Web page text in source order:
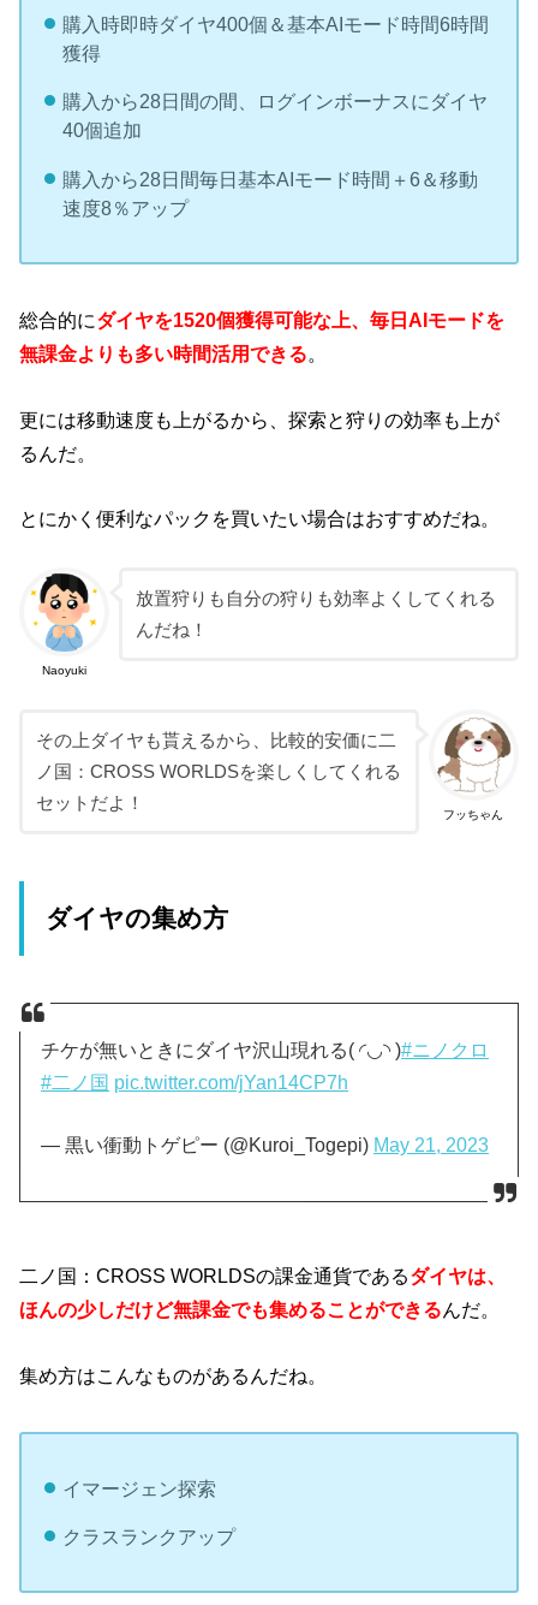
購入時即時ダイヤ400個＆基本AIモード時間6時間
獲得
購入から28日間の間、ログインボーナスにダイヤ
40個追加
購入から28日間毎日基本AIモード時間＋6＆移動
速度8％アップ
総合的にダイヤを1520個獲得可能な上、毎日AIモードを
無課金よりも多い時間活用できる。
更には移動速度も上がるから、探索と狩りの効率も上が
るんだ。
とにかく便利なパックを買いたい場合はおすすめだね。
Naoyuki
放置狩りも自分の狩りも効率よくしてくれる
んだね！
フッちゃん
その上ダイヤも貰えるから、比較的安価に二
ノ国：CROSS WORLDSを楽しくしてくれる
セットだよ！
ダイヤの集め方
チケが無いときにダイヤ沢山現れる( ◜◡◝ )#ニノクロ
#二ノ国 pic.twitter.com/jYan14CP7h
— 黒い衝動トゲピー (@Kuroi_Togepi) May 21, 2023
二ノ国：CROSS WORLDSの課金通貨であるダイヤは、
ほんの少しだけど無課金でも集めることができるんだ。
集め方はこんなものがあるんだね。
イマージェン探索
クラスランクアップ